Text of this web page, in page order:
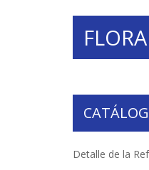
Detalle de la